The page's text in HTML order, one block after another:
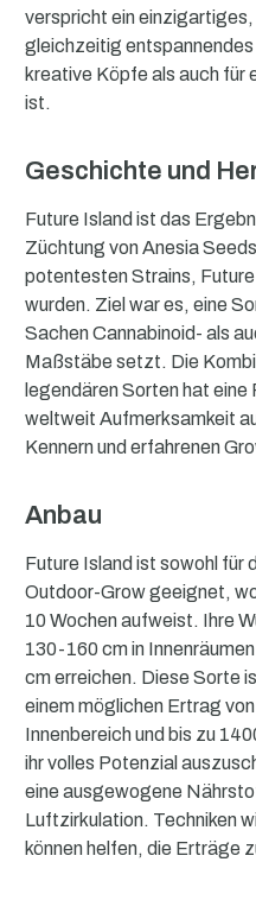
verspricht ein
gleichzeitig
kreative Köpfe als auch für
ist.
Geschichte und
Future Island ist das
Züchtung von Anesia
potentesten Strains,
wurden. Ziel war es, eine
Sachen Cannabinoid- als
Maßstäbe setzt. Die
legendären Sorten hat
weltweit Aufmerksamkeit
Kennern und erfahrenen
Anbau
Future Island ist sowohl für
Outdoor-Grow geeignet,
10 Wochen aufweist. Ihre
130-160 cm in
cm erreichen. Diese Sorte
einem möglichen Ertrag
Innenbereich und bis zu
ihr volles Potenzial
eine ausgewogene
Luftzirkulation. Techniken
können helfen, die Erträge